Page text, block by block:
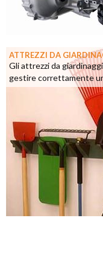
ATTREZZI DA
Gli attrezzi da
gestire correttamente